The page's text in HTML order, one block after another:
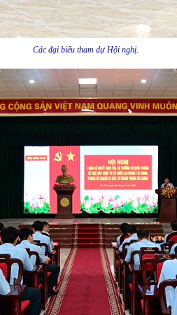
Các đại biểu tham dự Hội nghị.